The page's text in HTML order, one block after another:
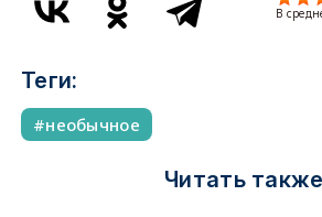
В
Теги:
необычное
Читать